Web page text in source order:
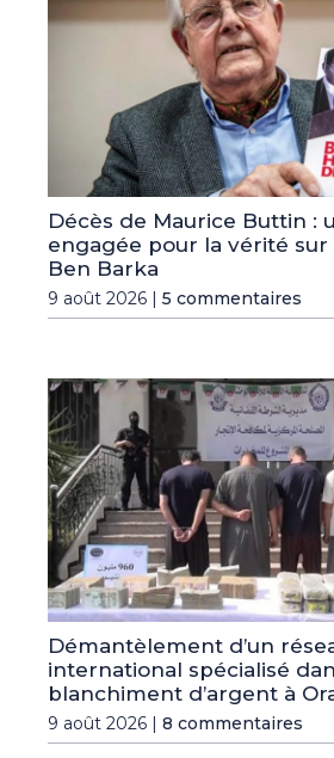
Décès de Maurice Buttin :
engagée pour la vérité sur
Ben Barka
9 août 2026 | 5 commentaires
Démantèlement d’un
international spécialisé
blanchiment d’argent à
9 août 2026 | 8 commentaires